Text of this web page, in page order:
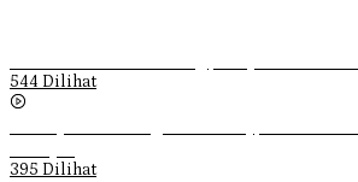
544 Dilihat
395 Dilihat